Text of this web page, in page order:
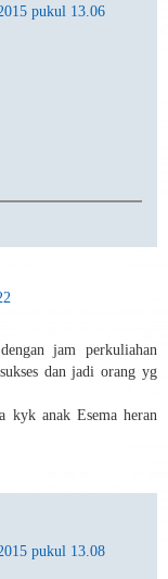
pukul 13.06
jam perkuliahan
dan jadi orang yg
anak Esema heran
pukul 13.08